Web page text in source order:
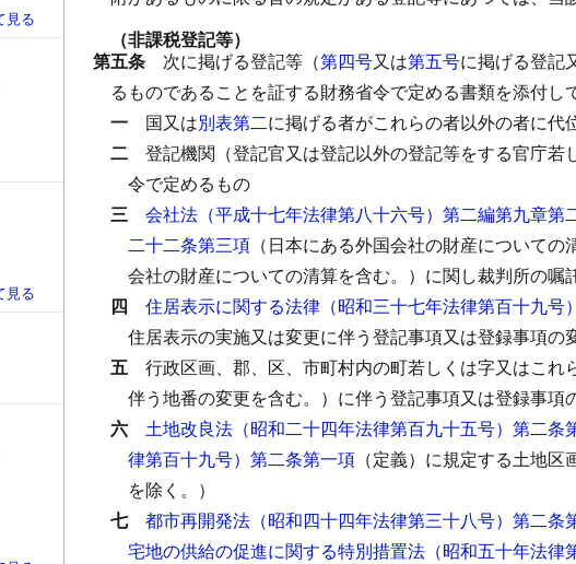
（非課税登記等）
第五条
次に掲げる登記等（第四号又は第五号に掲げる登記
るものであることを証する財務省令で定める書類を添付し
一
国又は別表第二に掲げる者がこれらの者以外の者に代
二
登記機関（登記官又は登記以外の登記等をする官庁
令で定めるもの
三
会社法（平成十七年法律第八十六号）第二編第九章第
二十二条第三項 （日本にある外国会社の財産について
会社の財産についての清算を含む。）に関し裁判所の嘱
四
住居表示に関する法律（昭和三十七年法律第百十九号
住居表示の実施又は変更に伴う登記事項又は登録事項の
五
行政区画、郡、区、市町村内の町若しくは字又はこ
伴う地番の変更を含む。）に伴う登記事項又は登録事項
六
土地改良法（昭和二十四年法律第百九十五号）第二条
律第百十九号）第二条第一項 （定義）に規定する土地
を除く。）
七
都市再開発法（昭和四十四年法律第三十八号）第二条
宅地の供給の促進に関する特別措置法（昭和五十年法律